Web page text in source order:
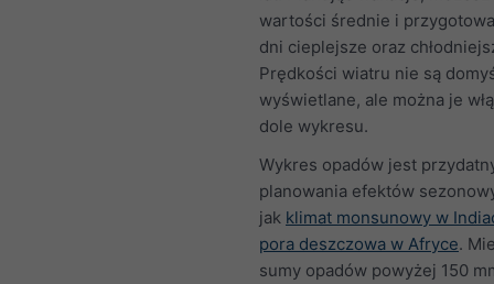
wartości średnie i
dni cieplejsze oraz
Prędkości wiatru nie są
wyświetlane, ale można je
dole wykresu.
Wykres opadów jest
planowania efektów
jak klimat monsunowy w
pora deszczowa w Afryce.
sumy opadów powyżej 150